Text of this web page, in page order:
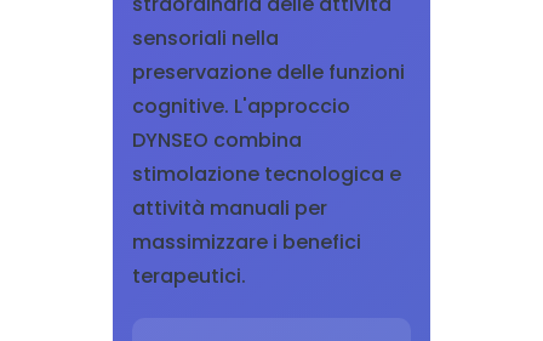
sensoriali nella
preservazione delle funzioni
cognitive. L'approccio
DYNSEO combina
stimolazione tecnologica e
attività manuali per
massimizzare i benefici
terapeutici.